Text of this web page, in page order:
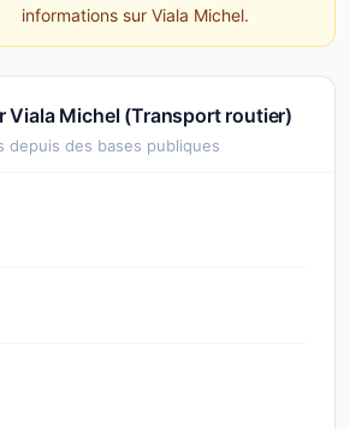
informations sur Viala Michel.
Viala Michel (Transport routier)
depuis des bases publiques